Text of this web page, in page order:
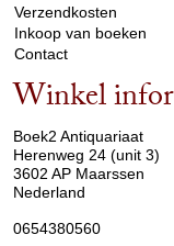
Verzendkosten
Inkoop van boeken
Contact
Winkel
Boek2 Antiquariaat
Herenweg 24 (unit 3)
3602 AP Maarssen
Nederland
0654380560